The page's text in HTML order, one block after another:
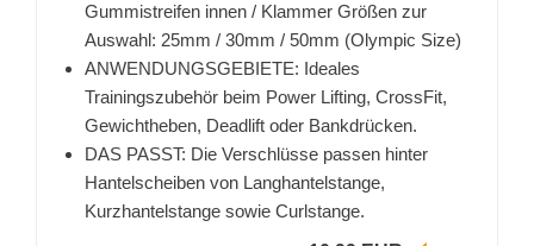
Gummistreifen innen / Klammer Größen zur
Auswahl: 25mm / 30mm / 50mm (Olympic Size)
ANWENDUNGSGEBIETE: Ideales
Trainingszubehör beim Power Lifting, CrossFit,
Gewichtheben, Deadlift oder Bankdrücken.
DAS PASST: Die Verschlüsse passen hinter
Hantelscheiben von Langhantelstange,
Kurzhantelstange sowie Curlstange.